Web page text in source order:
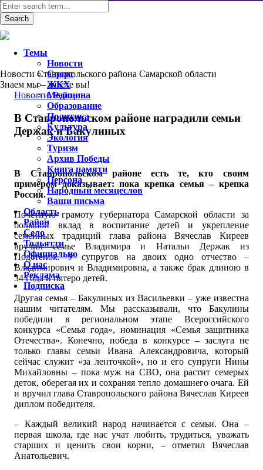
Новости Ставропольского района Самарской области
Знаем мы – знаете вы!
Новости,Район
В Ставропольском районе наградили семьи
Держак и Бакулиных
В Ставропольском районе есть те, кто своим
примером доказывает: пока крепка семья – крепка
Россия.
Почетную грамоту губернатора Самарской области за
большой вклад в воспитание детей и укрепление
семейных традиций глава района Вячеслав Киреев
вручил семье Владимира и Натальи Держак из
Подстёпок. У супругов на двоих одно отчество –
Владимирович и Владимировна, а также брак длиною в
34 года и пятеро детей.
Другая семья – Бакулиных из Васильевки – уже известна
нашим читателям. Мы рассказывали, что Бакулины
победили в региональном этапе Всероссийского
конкурса «Семья года», номинация «Семья защитника
Отечества». Конечно, победа в конкурсе – заслуга не
только главы семьи Ивана Александровича, который
сейчас служит «за ленточкой», но и его супруги Нины
Михайловны – пока муж на СВО, она растит семерых
деток, оберегая их и сохраняя тепло домашнего очага. Ей
и вручил глава Ставропольского района Вячеслав Киреев
диплом победителя.
– Каждый великий народ начинается с семьи. Она –
первая школа, где нас учат любить, трудиться, уважать
старших и ценить свои корни, – отметил Вячеслав
Анатольевич.
Темы
Новости
Спорт
ЖКХ
Медицина
Образование
Политика
Культура
Экология
Туризм
Архив Победы
Книга памяти
Персона
Народный месяцеслов
Ваши письма
Область
Район
Село
Тольятти
Официально
О нас
Реклама
Подписка